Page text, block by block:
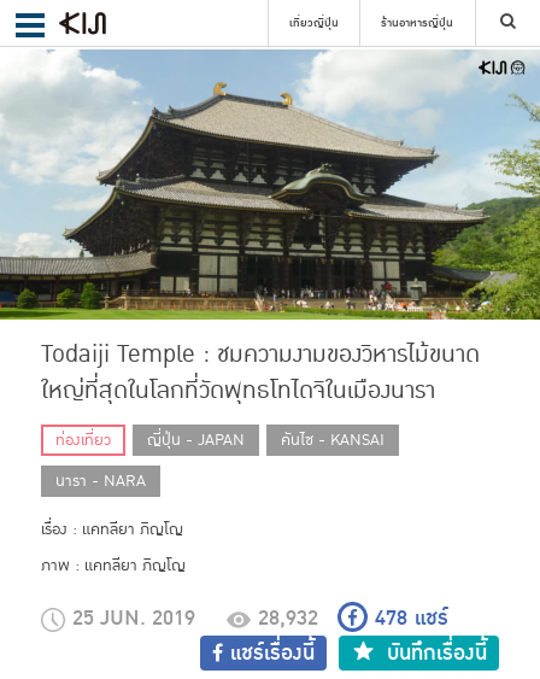
เที่ยวญี่ปุ่น ร้านอาหารญี่ปุ่น
ค้นหา
เลือกย่าน
ค้นหา
25 JUN. 2019 28,932 478 แชร์
แชร์เรื่องนี้
บันทึกเรื่องนี้
Todaiji Temple : ชมความงามของวิหารไม้ขนาด
ใหญ่ที่สุดในโลกที่วัดพุทธโทไดจิในเมืองนารา
ท่องเที่ยว ญี่ปุ่น - JAPAN
คันไซ - KANSAI
นารา - NARA
เรื่อง : แคทลียา ภิญโญ
ภาพ : แคทลียา ภิญโญ